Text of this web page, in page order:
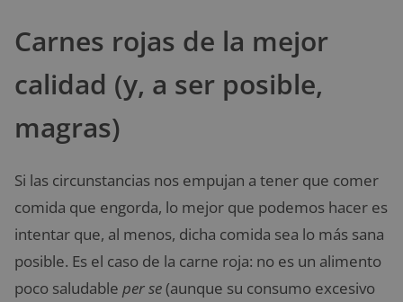
Carnes rojas de la mejor
calidad (y, a ser posible,
magras)
Si las circunstancias nos empujan a tener que comer
comida que engorda, lo mejor que podemos hacer es
intentar que, al menos, dicha comida sea lo más sana
posible. Es el caso de la carne roja: no es un alimento
poco saludable per se(aunque su consumo excesivo